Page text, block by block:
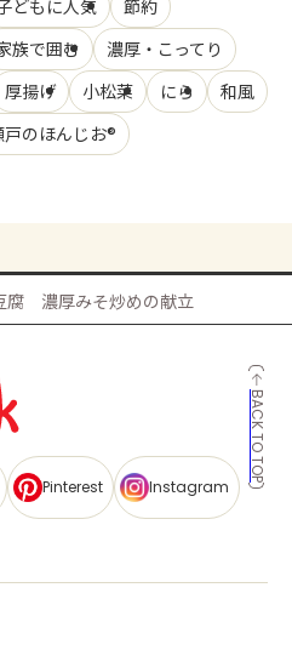
どもに人気
節約
族で囲む
濃厚・こってり
厚揚げ 小松菜 にら
和風
戸のほんじお®
腐 濃厚みそ炒めの献立
BACK TO TOP
Pinterest Instagram